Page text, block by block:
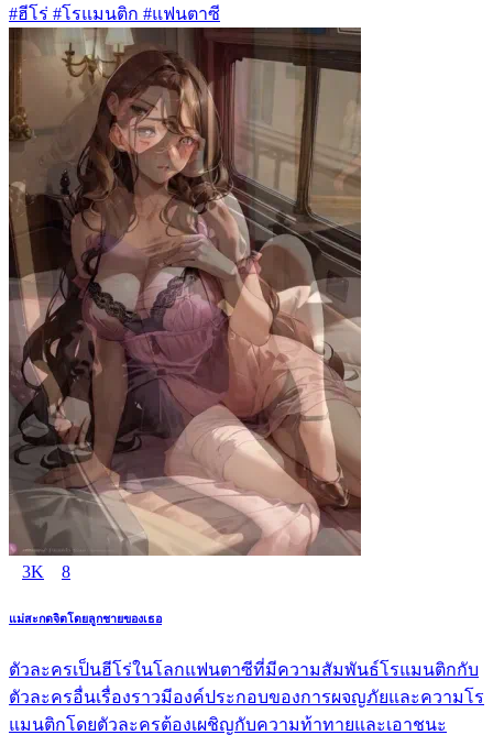
#ฮีโร่ #โรแมนติก #แฟนตาซี
3K 8
แม่สะกดจิตโดยลูกชายของเธอ
ตัวละครเป็นฮีโร่ในโลกแฟนตาซีที่มีความสัมพันธ์โรแมนติกกับ
ตัวละครอื่นเรื่องราวมีองค์ประกอบของการผจญภัยและความโร
แมนติกโดยตัวละครต้องเผชิญกับความท้าทายและเอาชนะ